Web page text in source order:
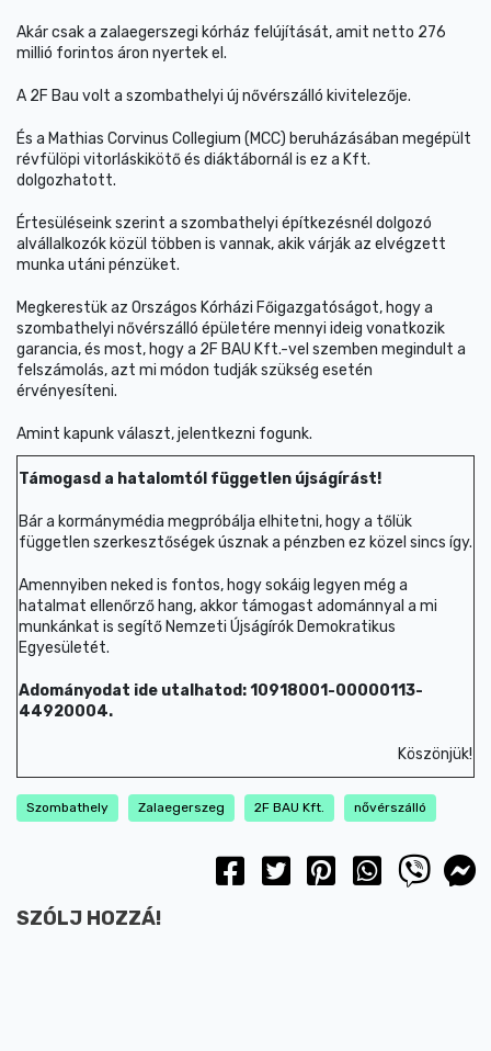
Akár csak a zalaegerszegi kórház felújítását, amit netto 276
millió forintos áron nyertek el.
A 2F Bau volt a szombathelyi új nővérszálló kivitelezője.
És a Mathias Corvinus Collegium (MCC) beruházásában megépült
révfülöpi vitorláskikötő és diáktábornál is ez a Kft.
dolgozhatott.
Értesüléseink szerint a szombathelyi építkezésnél dolgozó
alvállalkozók közül többen is vannak, akik várják az elvégzett
munka utáni pénzüket.
Megkerestük az Országos Kórházi Főigazgatóságot, hogy a
szombathelyi nővérszálló épületére mennyi ideig vonatkozik
garancia, és most, hogy a 2F BAU Kft.-vel szemben megindult a
felszámolás, azt mi módon tudják szükség esetén
érvényesíteni.
Amint kapunk választ, jelentkezni fogunk.
Támogasd a hatalomtól független újságírást!
Bár a kormánymédia megpróbálja elhitetni, hogy a tőlük
független szerkesztőségek úsznak a pénzben ez közel sincs így.
Amennyiben neked is fontos, hogy sokáig legyen még a
hatalmat ellenőrző hang, akkor támogast adománnyal a mi
munkánkat is segítő Nemzeti Újságírók Demokratikus
Egyesületét.
Adományodat ide utalhatod: 10918001-00000113-
44920004.
Köszönjük!
Szombathely Zalaegerszeg 2F BAU Kft. nővérszálló
SZÓLJ HOZZÁ!